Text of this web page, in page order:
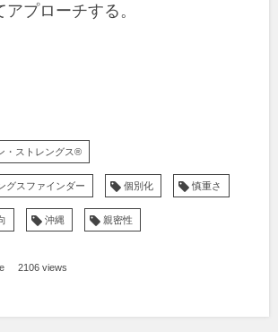
プローチする。
・ストレングス®
グスファインダー 個別化 慎重さ
沖縄 親密性
2106 views